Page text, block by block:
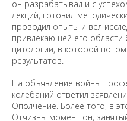
он разрабатывал и с
лекций, готовил
проводил опыты и вел
привлекающей его области
цитологии, в которой
результатов.
На объявление войны
колебаний ответил
Ополчение. Более того, в
Отчизны момент он,